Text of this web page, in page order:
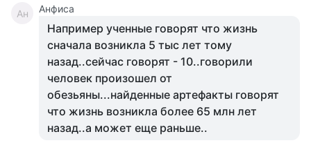
Ан Анфиса
Например ученные говорят что жизнь
сначала возникла 5 тыс лет тому
назад..сейчас говорят - 10..говорили
человек произошел от
обезьяны...найденные артефакты говорят
что жизнь возникла более 65 млн лет
назад..а может еще раньше..